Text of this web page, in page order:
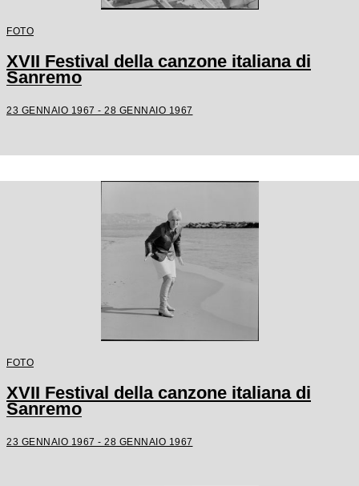
FOTO
XVII Festival della canzone italiana di
Sanremo
23 GENNAIO 1967 - 28 GENNAIO 1967
FOTO
XVII Festival della canzone italiana di
Sanremo
23 GENNAIO 1967 - 28 GENNAIO 1967